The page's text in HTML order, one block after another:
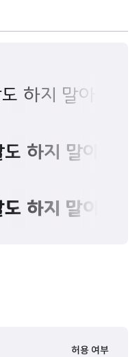
하지 말아라.
하지 말아라.
하지 말아라.
허용 여부